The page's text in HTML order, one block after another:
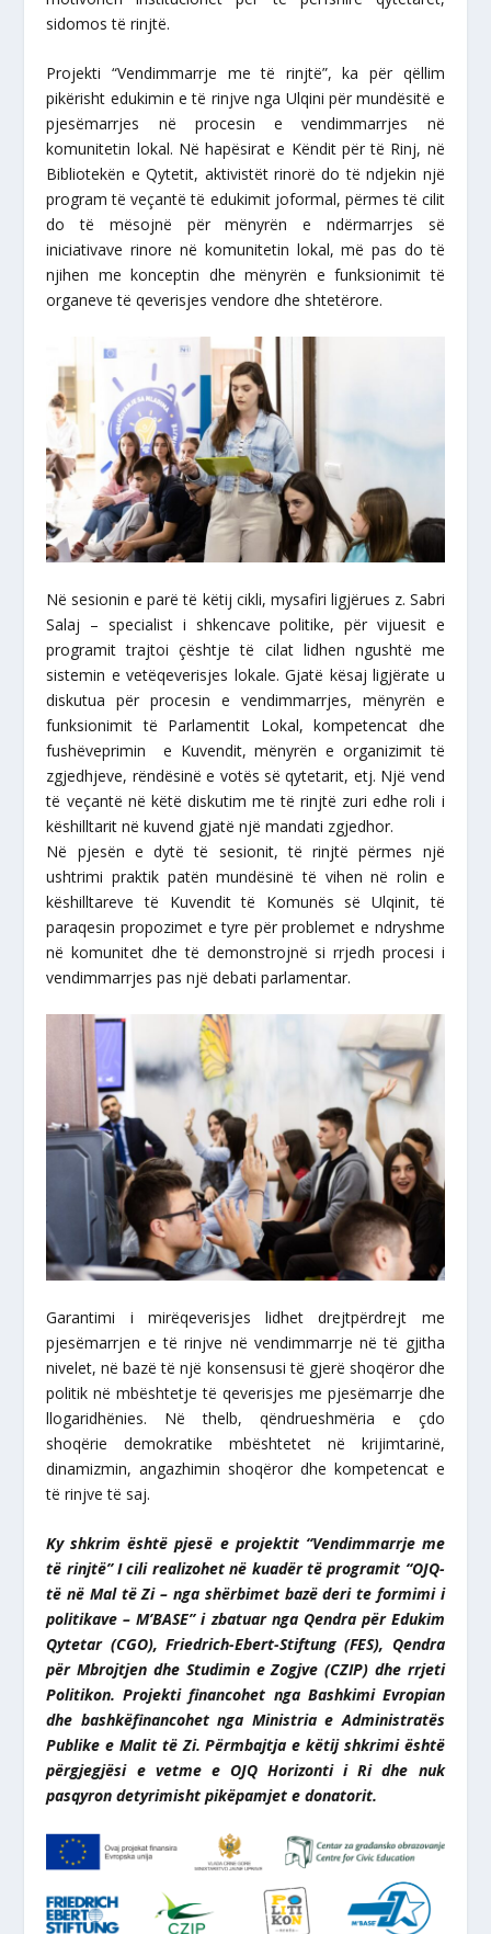
sidomos të rinjtë.
Projekti “Vendimmarrje me të rinjtë”, ka për qëllim
pikërisht edukimin e të rinjve nga Ulqini për mundësitë e
pjesëmarrjes në procesin e vendimmarrjes në
komunitetin lokal. Në hapësirat e Këndit për të Rinj, në
Bibliotekën e Qytetit, aktivistët rinorë do të ndjekin një
program të veçantë të edukimit joformal, përmes të cilit
do të mësojnë për mënyrën e ndërmarrjes së
iniciativave rinore në komunitetin lokal, më pas do të
njihen me konceptin dhe mënyrën e funksionimit të
organeve të qeverisjes vendore dhe shtetërore.
Në sesionin e parë të këtij cikli, mysafiri ligjërues z. Sabri
Salaj – specialist i shkencave politike, për vijuesit e
programit trajtoi çështje të cilat lidhen ngushtë me
sistemin e vetëqeverisjes lokale. Gjatë kësaj ligjërate u
diskutua për procesin e vendimmarrjes, mënyrën e
funksionimit të Parlamentit Lokal, kompetencat dhe
fushëveprimin e Kuvendit, mënyrën e organizimit të
zgjedhjeve, rëndësinë e votës së qytetarit, etj. Një vend
të veçantë në këtë diskutim me të rinjtë zuri edhe roli i
këshilltarit në kuvend gjatë një mandati zgjedhor.
Në pjesën e dytë të sesionit, të rinjtë përmes një
ushtrimi praktik patën mundësinë të vihen në rolin e
këshilltareve të Kuvendit të Komunës së Ulqinit, të
paraqesin propozimet e tyre për problemet e ndryshme
në komunitet dhe të demonstrojnë si rrjedh procesi i
vendimmarrjes pas një debati parlamentar.
Garantimi i mirëqeverisjes lidhet drejtpërdrejt me
pjesëmarrjen e të rinjve në vendimmarrje në të gjitha
nivelet, në bazë të një konsensusi të gjerë shoqëror dhe
politik në mbështetje të qeverisjes me pjesëmarrje dhe
llogaridhënies. Në thelb, qëndrueshmëria e çdo
shoqërie demokratike mbështetet në krijimtarinë,
dinamizmin, angazhimin shoqëror dhe kompetencat e
të rinjve të saj.
Ky shkrim është pjesë e projektit “Vendimmarrje me
të rinjtë” I cili realizohet në kuadër të programit “OJQ-
të në Mal të Zi – nga shërbimet bazë deri te formimi i
politikave – M’BASE” i zbatuar nga Qendra për Edukim
Qytetar (CGO), Friedrich-Ebert-Stiftung (FES), Qendra
për Mbrojtjen dhe Studimin e Zogjve (CZIP) dhe rrjeti
Politikon. Projekti financohet nga Bashkimi Evropian
dhe bashkëfinancohet nga Ministria e Administratës
Publike e Malit të Zi. Përmbajtja e këtij shkrimi është
përgjegjësi e vetme e OJQ Horizonti i Ri dhe nuk
pasqyron detyrimisht pikëpamjet e donatorit.